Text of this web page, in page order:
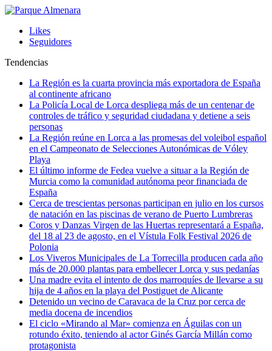
Likes
Seguidores
Tendencias
La Región es la cuarta provincia más exportadora de España
al continente africano
La Policía Local de Lorca despliega más de un centenar de
controles de tráfico y seguridad ciudadana y detiene a seis
personas
La Región reúne en Lorca a las promesas del voleibol español
en el Campeonato de Selecciones Autonómicas de Vóley
Playa
El último informe de Fedea vuelve a situar a la Región de
Murcia como la comunidad autónoma peor financiada de
España
Cerca de trescientas personas participan en julio en los cursos
de natación en las piscinas de verano de Puerto Lumbreras
Coros y Danzas Virgen de las Huertas representará a España,
del 18 al 23 de agosto, en el Vístula Folk Festival 2026 de
Polonia
Los Viveros Municipales de La Torrecilla producen cada año
más de 20.000 plantas para embellecer Lorca y sus pedanías
Una madre evita el intento de dos marroquíes de llevarse a su
hija de 4 años en la playa del Postiguet de Alicante
Detenido un vecino de Caravaca de la Cruz por cerca de
media docena de incendios
El ciclo «Mirando al Mar» comienza en Águilas con un
rotundo éxito, teniendo al actor Ginés García Millán como
protagonista